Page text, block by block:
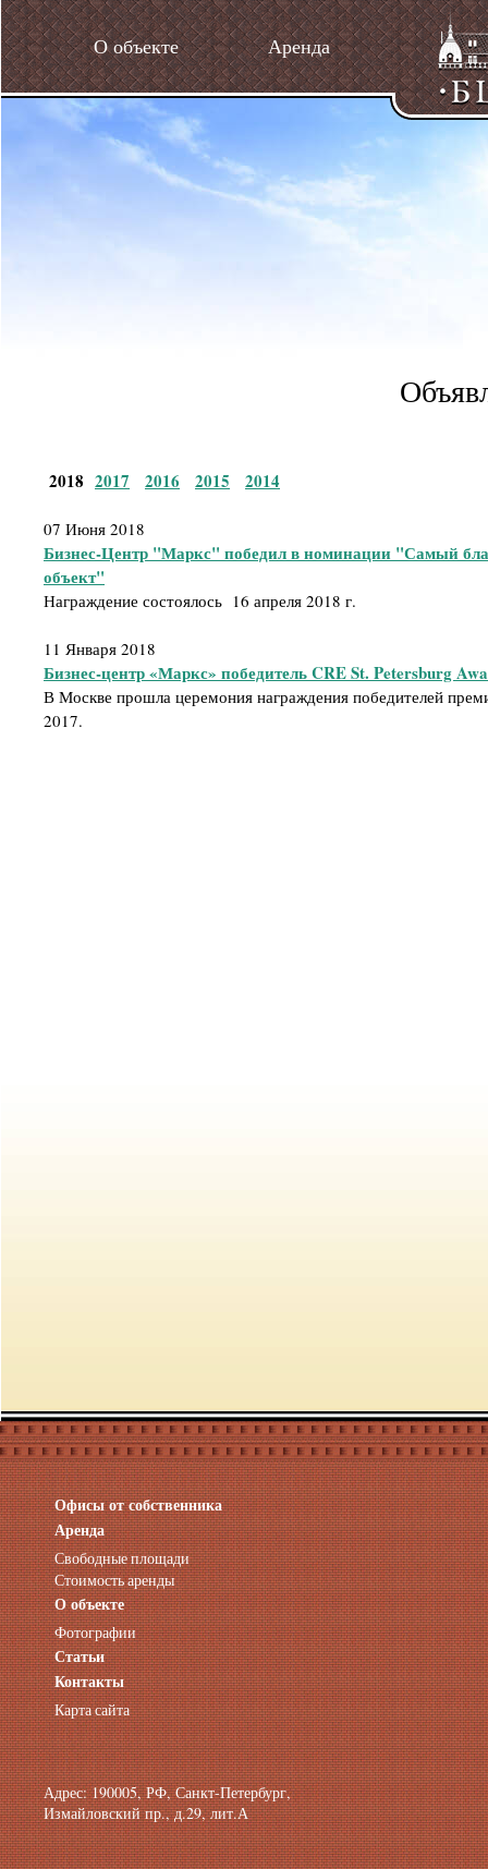
О объекте Аренда
2018 2017 2016 2015 2014
07 Июня 2018
Бизнес-Центр "Маркс" победил в номинации "Самый
объект"
Награждение состоялось 16 апреля 2018 г.
11 Января 2018
Бизнес-центр «Маркс» победитель CRE St. Petersburg
В Москве прошла церемония награждения победителей
2017.
Офисы от собственника
Аренда нежилых помещений
Аренда помещений от собственника
Аренда конференц-зала СПб
Офисы у метро
Офисы в Адмиралтейском районе
Помещения с отдельным входом
Небольшие офисы
Аренда офиса около метро
Снять помещение у метро
Аренда помещений у метро
Аренда помещений район Адмиралтейский
Аренда офиса Технологический институт
Аренда помещений Фрунзенская
Аренда
Свободные площади
Стоимость аренды
О объекте
Фотографии
Статьи
Контакты
Карта сайта
Адрес: 190005, РФ, Санкт-Петербург,
Измайловский пр., д.29, лит.А